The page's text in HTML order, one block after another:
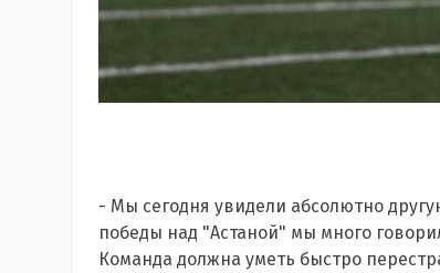
- Мы сегодня увидели абсолютно
победы над "Астаной" мы много
Команда должна уметь быстро